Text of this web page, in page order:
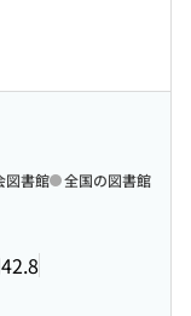
図書館 全国の図書館